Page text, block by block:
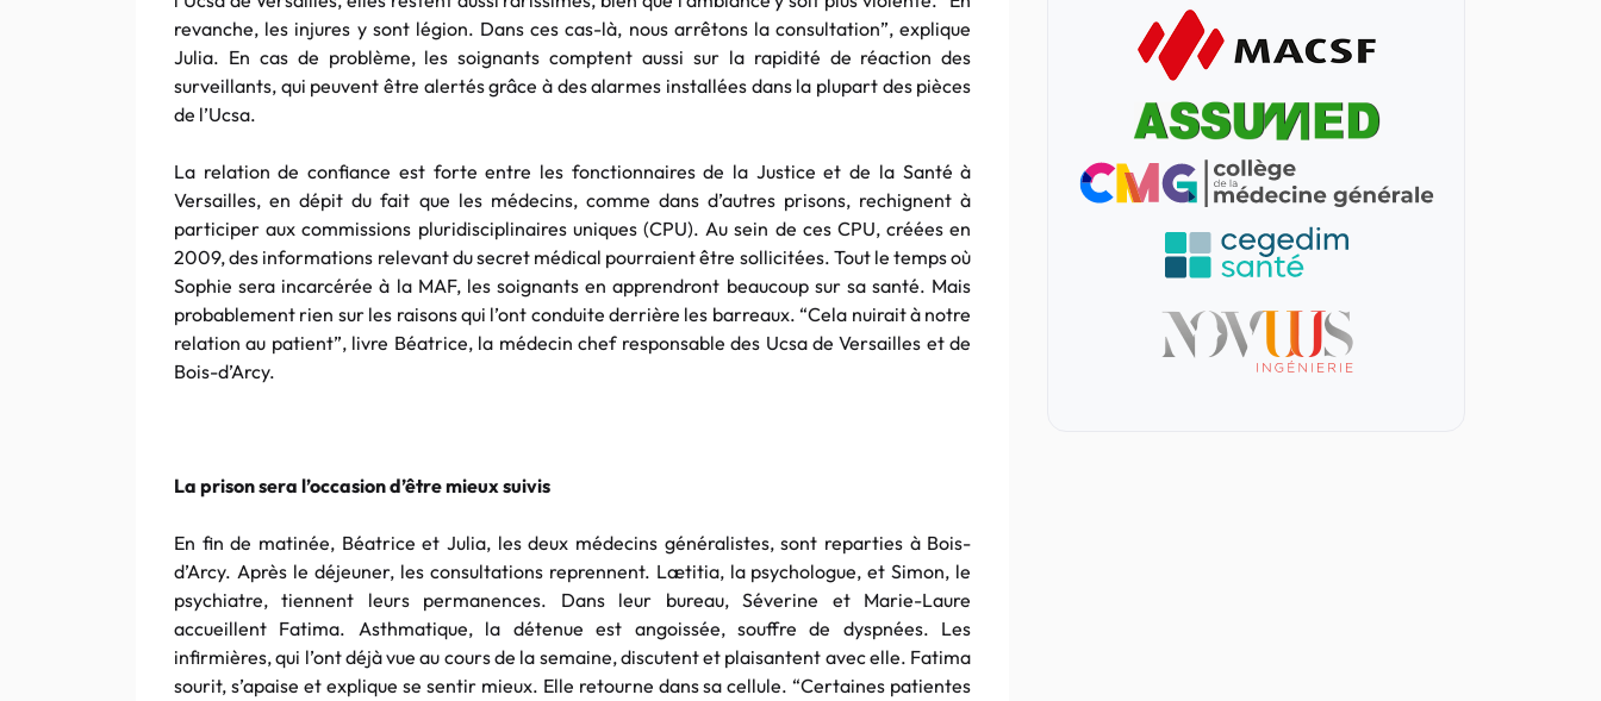
revanche, les injures y sont légion. Dans ces cas-là, nous arrêtons la consultation”, explique
Julia. En cas de problème, les soignants comptent aussi sur la rapidité de réaction des
surveillants, qui peuvent être alertés grâce à des alarmes installées dans la plupart des pièces
de l’Ucsa.
La relation de confiance est forte entre les fonctionnaires de la Justice et de la Santé à
Versailles, en dépit du fait que les médecins, comme dans d’autres prisons, rechignent à
participer aux commissions pluridisciplinaires uniques (CPU). Au sein de ces CPU, créées en
2009, des informations relevant du secret médical pourraient être sollicitées. Tout le temps où
Sophie sera incarcérée à la MAF, les soignants en apprendront beaucoup sur sa santé. Mais
probablement rien sur les raisons qui l’ont conduite derrière les barreaux. “Cela nuirait à notre
relation au patient”, livre Béatrice, la médecin chef responsable des Ucsa de Versailles et de
Bois-d’Arcy.
La prison sera l’occasion d’être mieux suivis
En fin de matinée, Béatrice et Julia, les deux médecins généralistes, sont reparties à Bois-
d’Arcy. Après le déjeuner, les consultations reprennent. Lætitia, la psychologue, et Simon, le
psychiatre, tiennent leurs permanences. Dans leur bureau, Séverine et Marie-Laure
accueillent Fatima. Asthmatique, la détenue est angoissée, souffre de dyspnées. Les
infirmières, qui l’ont déjà vue au cours de la semaine, discutent et plaisantent avec elle. Fatima
sourit, s’apaise et explique se sentir mieux. Elle retourne dans sa cellule. “Certaines patientes